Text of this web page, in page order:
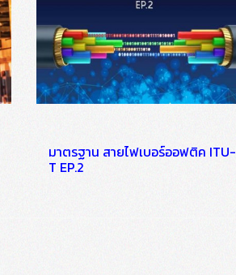
มาตรฐาน สายไฟเบอร์ออฟติค ITU-
T EP.2